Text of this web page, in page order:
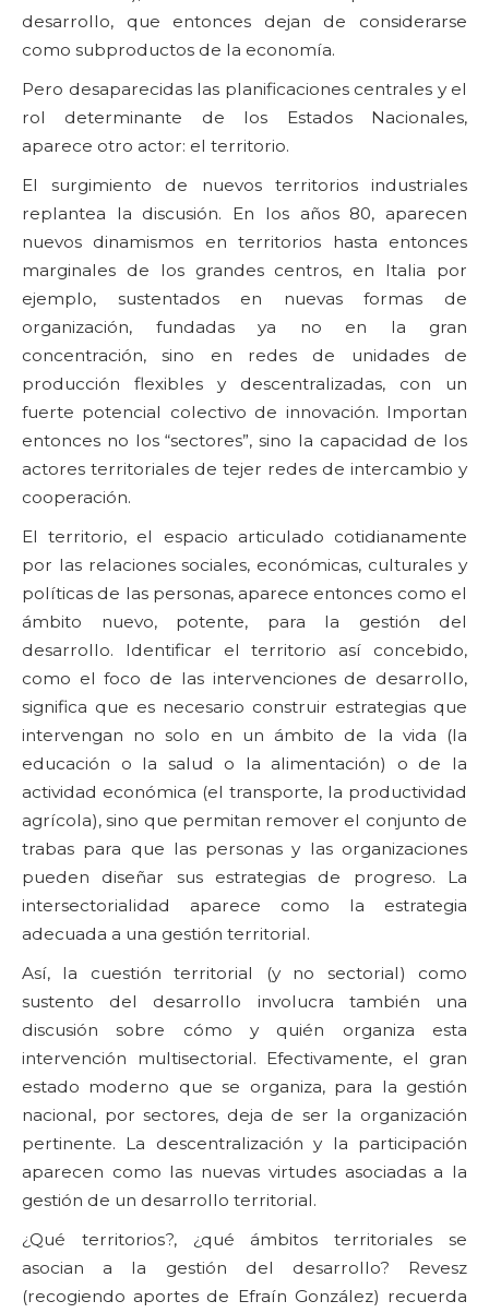
desarrollo, que entonces dejan de considerarse
como subproductos de la economía.
Pero desaparecidas las planificaciones centrales y el
rol determinante de los Estados Nacionales,
aparece otro actor: el territorio.
El surgimiento de nuevos territorios industriales
replantea la discusión. En los años 80, aparecen
nuevos dinamismos en territorios hasta entonces
marginales de los grandes centros, en Italia por
ejemplo, sustentados en nuevas formas de
organización, fundadas ya no en la gran
concentración, sino en redes de unidades de
producción flexibles y descentralizadas, con un
fuerte potencial colectivo de innovación. Importan
entonces no los “sectores”, sino la capacidad de los
actores territoriales de tejer redes de intercambio y
cooperación.
El territorio, el espacio articulado cotidianamente
por las relaciones sociales, económicas, culturales y
políticas de las personas, aparece entonces como el
ámbito nuevo, potente, para la gestión del
desarrollo. Identificar el territorio así concebido,
como el foco de las intervenciones de desarrollo,
significa que es necesario construir estrategias que
intervengan no solo en un ámbito de la vida (la
educación o la salud o la alimentación) o de la
actividad económica (el transporte, la productividad
agrícola), sino que permitan remover el conjunto de
trabas para que las personas y las organizaciones
pueden diseñar sus estrategias de progreso. La
intersectorialidad aparece como la estrategia
adecuada a una gestión territorial.
Así, la cuestión territorial (y no sectorial) como
sustento del desarrollo involucra también una
discusión sobre cómo y quién organiza esta
intervención multisectorial. Efectivamente, el gran
estado moderno que se organiza, para la gestión
nacional, por sectores, deja de ser la organización
pertinente. La descentralización y la participación
aparecen como las nuevas virtudes asociadas a la
gestión de un desarrollo territorial.
¿Qué territorios?, ¿qué ámbitos territoriales se
asocian a la gestión del desarrollo? Revesz
(recogiendo aportes de Efraín González) recuerda